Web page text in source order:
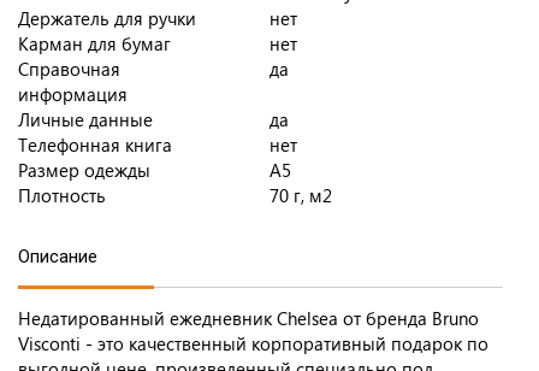
Держатель для ручки
нет
Карман для бумаг
нет
Справочная
информация
да
Личные данные
да
Телефонная книга
нет
Размер одежды
A5
Плотность
70 г, м2
Описание
Недатированный ежедневник Chelsea от бренда Bruno
Visconti - это качественный корпоративный подарок по